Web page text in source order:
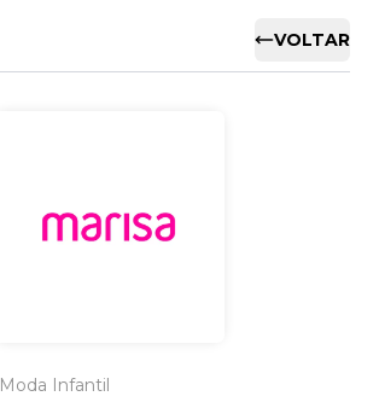
VOLTAR
Moda Infantil